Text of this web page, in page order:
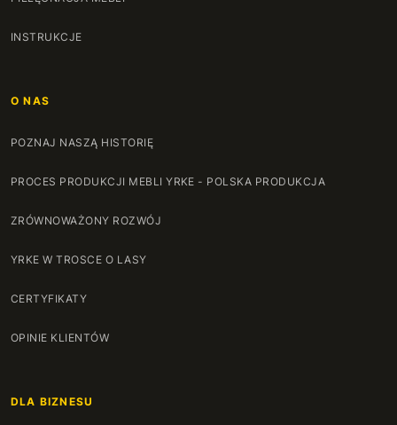
INSTRUKCJE
O NAS
POZNAJ NASZĄ HISTORIĘ
PROCES PRODUKCJI MEBLI YRKE - POLSKA PRODUKCJA
ZRÓWNOWAŻONY ROZWÓJ
YRKE W TROSCE O LASY
CERTYFIKATY
OPINIE KLIENTÓW
DLA BIZNESU